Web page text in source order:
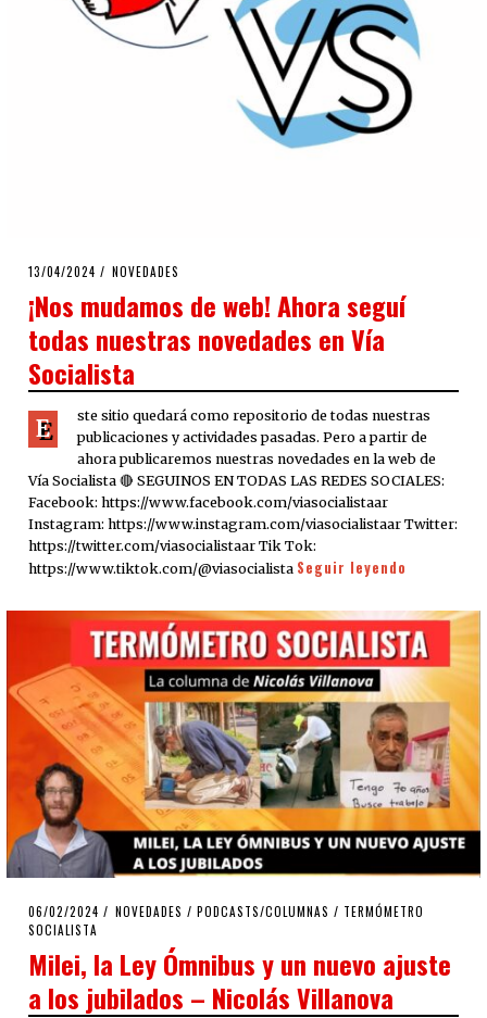
POSTED
13/04/2024 18/07/2024
NOVEDADES
¡Nos mudamos de web! Ahora seguí
todas nuestras novedades en Vía
Socialista
E
ste sitio quedará como repositorio de todas nuestras
publicaciones y actividades pasadas. Pero a partir de
ahora publicaremos nuestras novedades en la web de
Vía Socialista 🔴 SEGUINOS EN TODAS LAS REDES SOCIALES:
Facebook: https://www.facebook.com/viasocialistaar
Instagram: https://www.instagram.com/viasocialistaar Twitter:
https://twitter.com/viasocialistaar Tik Tok:
https://www.tiktok.com/@viasocialista Seguir leyendo
POSTED
ON
06/02/2024 06/02/2024
NOVEDADES / PODCASTS/COLUMNAS / TERMÓMETRO
SOCIALISTA
Milei, la Ley Ómnibus y un nuevo ajuste
a los jubilados – Nicolás Villanova